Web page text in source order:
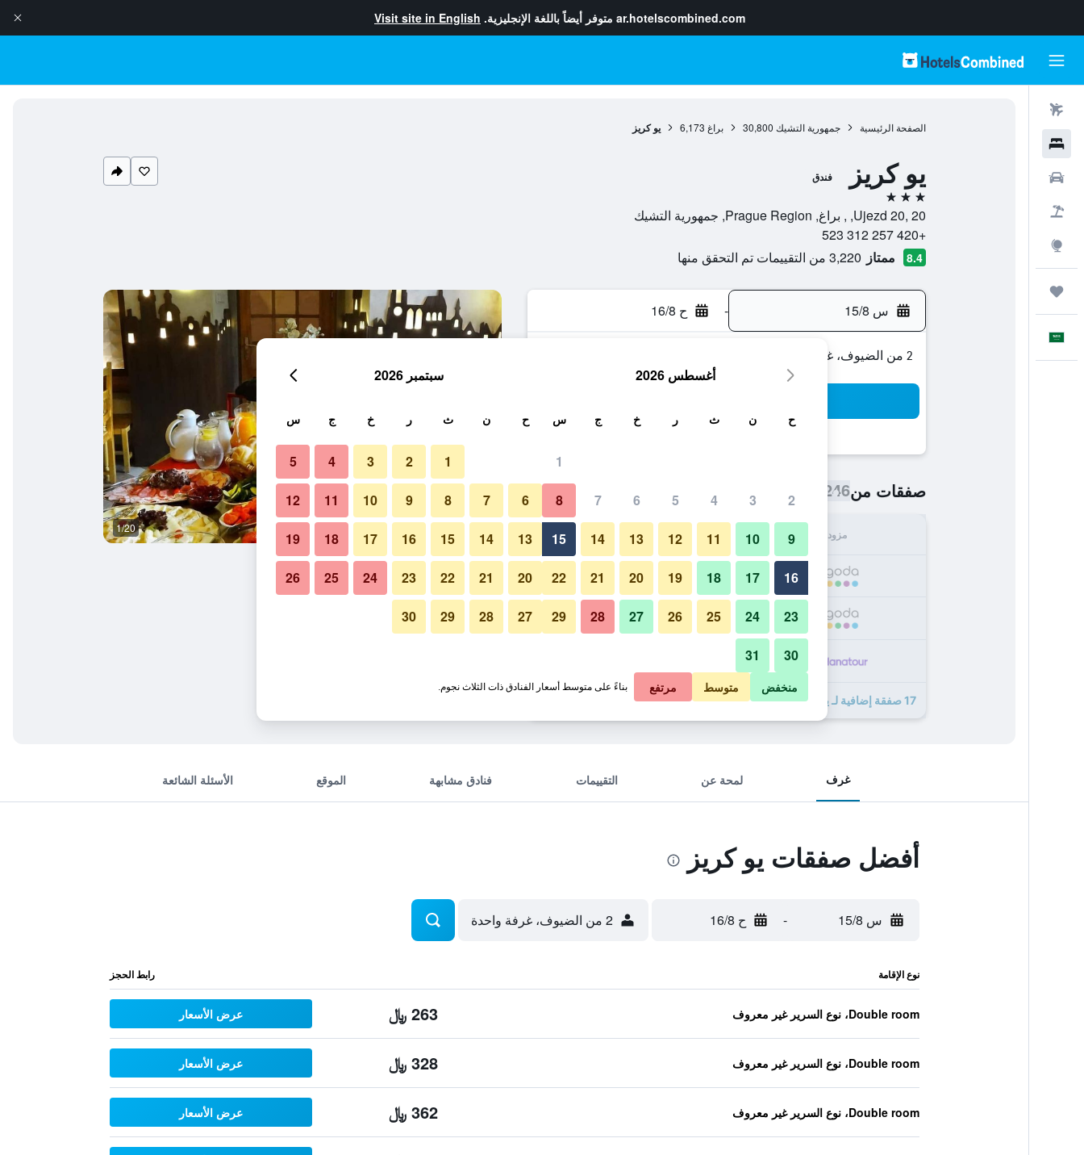
ar.hotelscombined.com متوفر أيضاً باللغة الإنجليزية. Visit site in English
الصفحة الرئيسية جمهورية التشيك 30,800 براغ 6,173 يو كريز
يو كريز فندق
3 نجوم
Ujezd 20, 20, , براغ, Prague Region, جمهورية التشيك
+420 257 312 523
8.4 ممتاز 3,220 من التقييمات تم التحقق منها
س 15/8 - ح 16/8
2 من الضيوف، غرفة واحدة
صفقات من246 ﷼
مزود الإجمالي في الليلة
246 ﷼ عرض الصفقة
263 ﷼ عرض الصفقة
17 صفقة إضافية لـ يو كريز
بوفيه 1/20
صور لـ يو كريز
غرف لمحة عن التقييمات فنادق مشابهة الموقع الأسئلة الشائعة
أفضل صفقات يو كريز
س 15/8 - ح 16/8 2 من الضيوف، غرفة واحدة
نوع الإقامة رابط الحجز
Double room، نوع السرير غير معروف 263 ﷼ عرض الأسعار
Double room، نوع السرير غير معروف 328 ﷼ عرض الأسعار
Double room، نوع السرير غير معروف 362 ﷼ عرض الأسعار
أغسطس 2026
ح ن ث ر خ ج س
1
2
3
4
5
6
7
8
9
10
11
12
13
14
15
16
17
18
19
20
21
22
23
24
25
26
27
28
29
30
31
سبتمبر 2026
ح ن ث ر خ ج س
1
2
3
4
5
6
7
8
9
10
11
12
13
14
15
16
17
18
19
20
21
22
23
24
25
26
27
28
29
30
منخفض متوسط مرتفع بناءً على متوسط أسعار الفنادق ذات الثلاث نجوم.